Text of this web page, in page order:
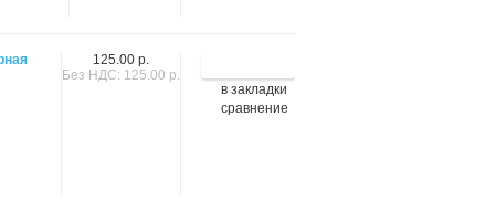
в закладки
сравнение
125.00 р.
Без НДС: 125.00 р.